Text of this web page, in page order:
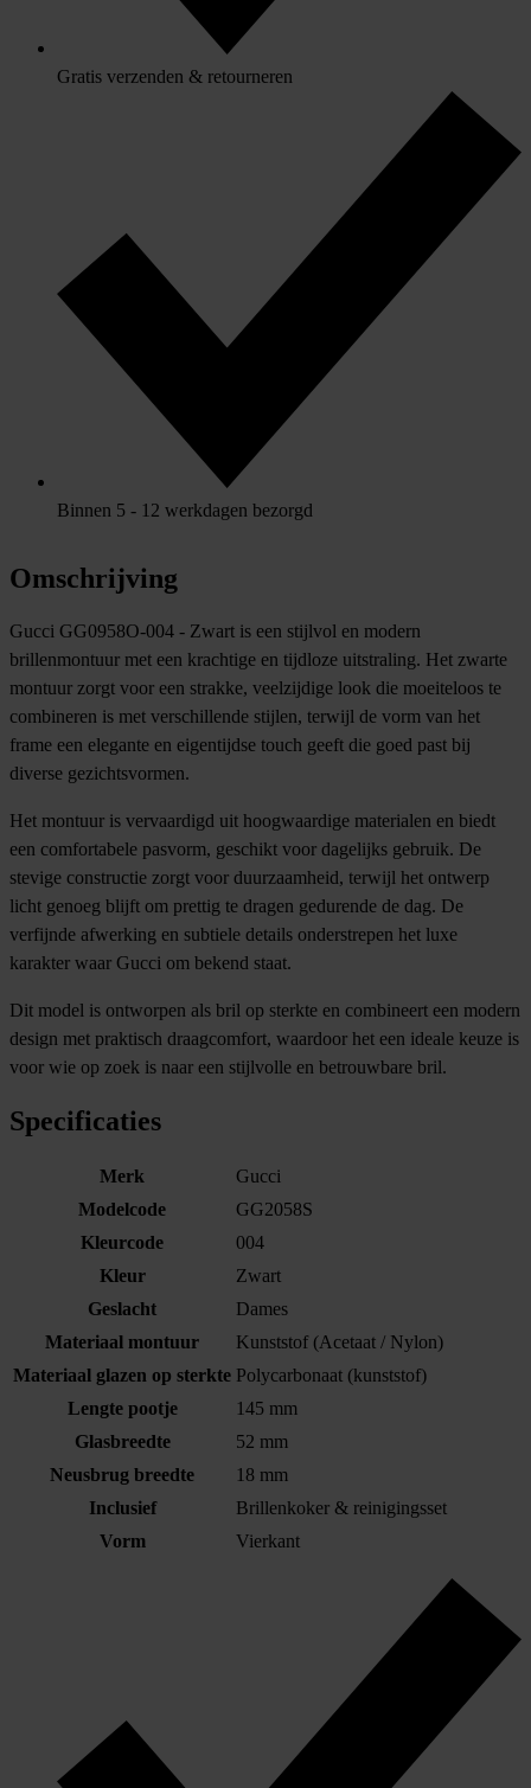
Gratis verzenden & retourneren
Binnen 5 - 12 werkdagen bezorgd
Omschrijving
Gucci GG0958O-004 - Zwart is een stijlvol en modern
brillenmontuur met een krachtige en tijdloze uitstraling. Het zwarte
montuur zorgt voor een strakke, veelzijdige look die moeiteloos te
combineren is met verschillende stijlen, terwijl de vorm van het
frame een elegante en eigentijdse touch geeft die goed past bij
diverse gezichtsvormen.
Het montuur is vervaardigd uit hoogwaardige materialen en biedt
een comfortabele pasvorm, geschikt voor dagelijks gebruik. De
stevige constructie zorgt voor duurzaamheid, terwijl het ontwerp
licht genoeg blijft om prettig te dragen gedurende de dag. De
verfijnde afwerking en subtiele details onderstrepen het luxe
karakter waar Gucci om bekend staat.
Dit model is ontworpen als bril op sterkte en combineert een modern
design met praktisch draagcomfort, waardoor het een ideale keuze is
voor wie op zoek is naar een stijlvolle en betrouwbare bril.
Specificaties
Merk
Gucci
Modelcode
GG2058S
Kleurcode
004
Kleur
Zwart
Geslacht
Dames
Materiaal montuur
Kunststof (Acetaat / Nylon)
Materiaal glazen op sterkte Polycarbonaat (kunststof)
Lengte pootje
145 mm
Glasbreedte
52 mm
Neusbrug breedte
18 mm
Inclusief
Brillenkoker & reinigingsset
Vorm
Vierkant